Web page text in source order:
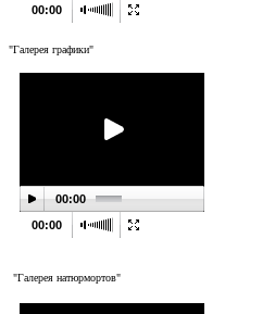
00:00
"Галерея графики"
00:00
00:00
"Галерея натюрмортов"